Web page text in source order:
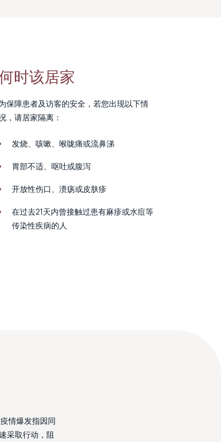
时该居家
保障患者及访客的安全，若您出现以下情
，请居家隔离：
发烧、咳嗽、喉咙痛或流鼻涕
胃部不适、呕吐或腹泻
开放性伤口、溃疡或皮肤疹
在过去21天内曾接触过患有麻疹或水痘等
传染性疾病的人
情爆发指因同
采取行动，阻